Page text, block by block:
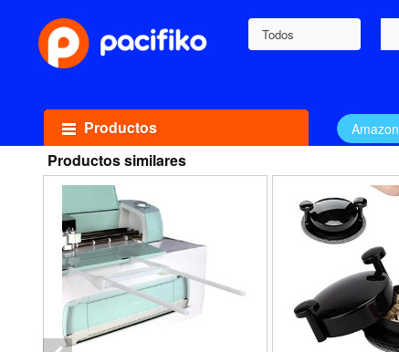
Todos
Productos Amazon
Productos similares